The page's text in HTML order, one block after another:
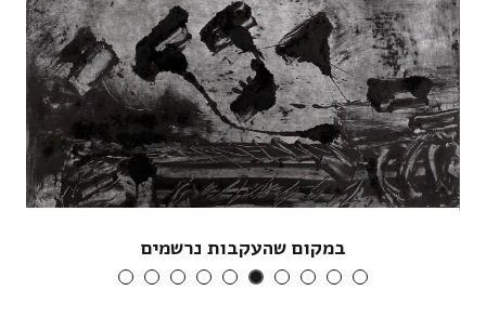
במקום שהעקבות נרשמים